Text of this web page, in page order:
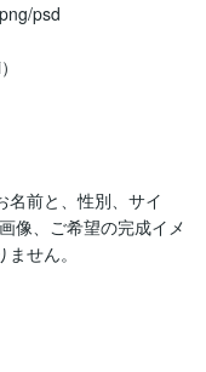
psd
前と、性別、サイ
像、ご希望の完成イメ
せん。